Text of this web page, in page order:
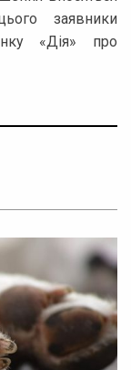
заявники
«Дія» про